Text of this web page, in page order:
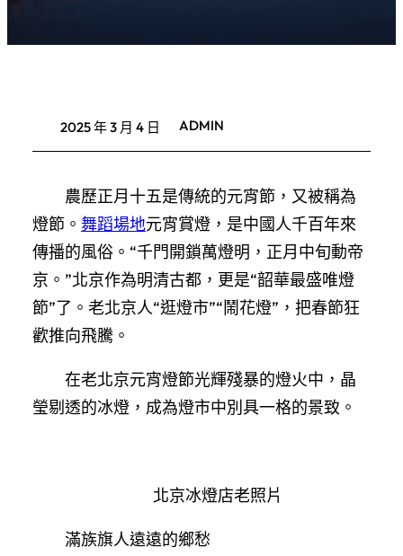
2025 年 3 月 4 日 ADMIN
農歷正月十五是傳統的元宵節，又被稱為
燈節。 舞蹈場地元宵賞燈，是中國人千百年來
傳播的風俗。“千門開鎖萬燈明，正月中旬動帝
京。”北京作為明清古都，更是“韶華最盛唯燈
節”了。老北京人“逛燈市”“鬧花燈”，把春節狂
歡推向飛騰。
在老北京元宵燈節光輝殘暴的燈火中，晶
瑩剔透的冰燈，成為燈市中別具一格的景致。
北京冰燈店老照片
滿族旗人遠遠的鄉愁